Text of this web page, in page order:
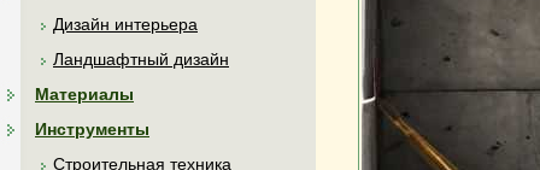
Дизайн интерьера
Ландшафтный дизайн
Материалы
Инструменты
Строительная техника